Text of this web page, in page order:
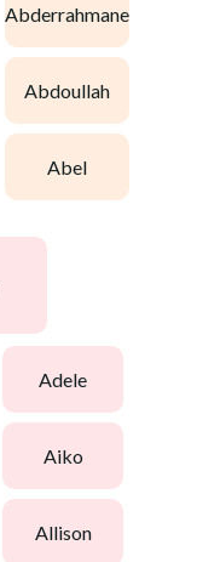
abderrahmane
abdoullah
abel
adele
aiko
allison